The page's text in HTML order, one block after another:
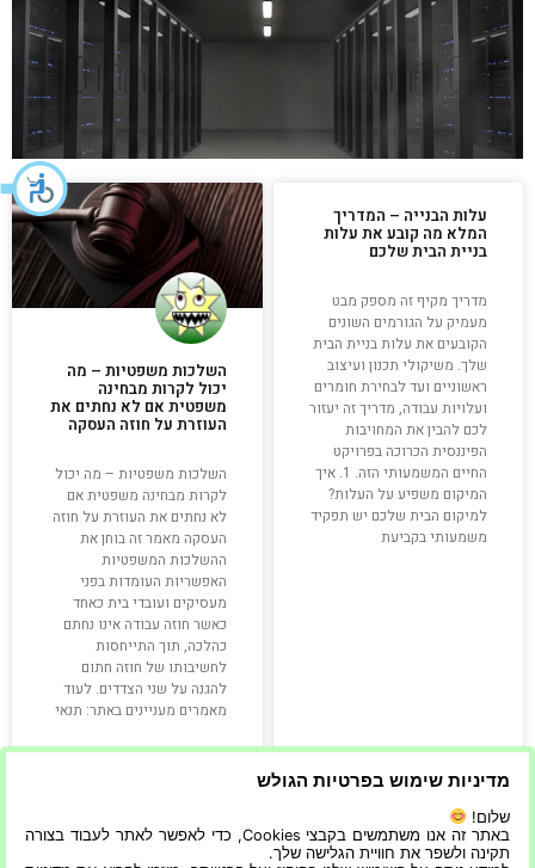
עלות הבנייה – המדריך
המלא מה קובע את עלות
בניית הבית שלכם
מדריך מקיף זה מספק מבט
מעמיק על הגורמים השונים
הקובעים את עלות בניית הבית
שלך. משיקולי תכנון ועיצוב
ראשוניים ועד לבחירת חומרים
ועלויות עבודה, מדריך זה יעזור
לכם להבין את המחויבות
הפיננסית הכרוכה בפרויקט
החיים המשמעותי הזה. 1. איך
המיקום משפיע על העלות?
למיקום הבית שלכם יש תפקיד
משמעותי בקביעת
18/11/2024
השלכות משפטיות – מה
יכול לקרות מבחינה
משפטית אם לא נחתים את
העוזרת על חוזה העסקה
השלכות משפטיות – מה יכול
לקרות מבחינה משפטית אם
לא נחתים את העוזרת על חוזה
העסקה מאמר זה בוחן את
ההשלכות המשפטיות
האפשריות העומדות בפני
מעסיקים ועובדי בית כאחד
כאשר חוזה עבודה אינו נחתם
כהלכה, תוך התייחסות
לחשיבותו של חוזה חתום
להגנה על שני הצדדים. לעוד
מאמרים מעניינים באתר: תנאי
27/05/2023
מדיניות שימוש בפרטיות הגולש
שלום!
באתר זה אנו משתמשים בקבצי Cookies, כדי לאפשר לאתר לעבוד בצורה
תקינה ולשפר את חוויית הגלישה שלך.